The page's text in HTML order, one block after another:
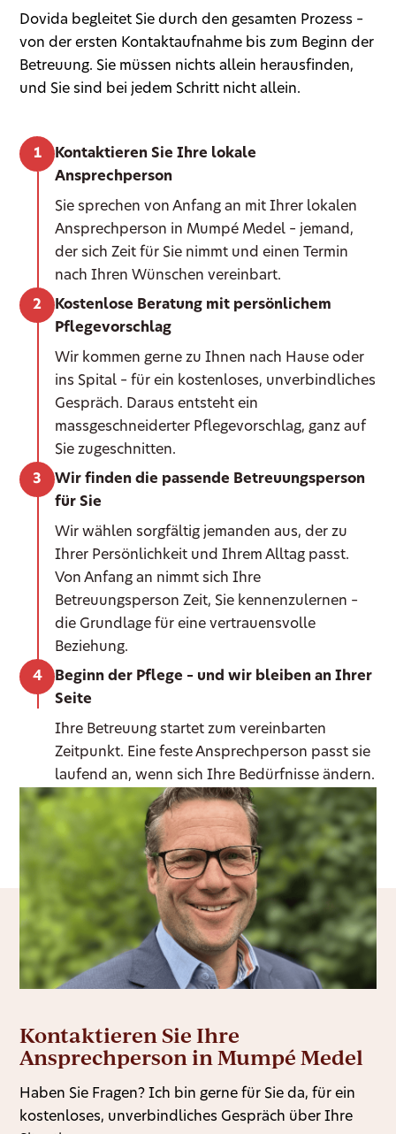
Kontaktieren Sie Ihre
Ansprechperson in Mumpé Medel
Haben Sie Fragen? Ich bin gerne für Sie da, für ein
kostenloses, unverbindliches Gespräch über Ihre
Dovida begleitet Sie durch den gesamten Prozess –
von der ersten Kontaktaufnahme bis zum Beginn der
Betreuung. Sie müssen nichts allein herausfinden,
und Sie sind bei jedem Schritt nicht allein.
Kontaktieren Sie Ihre lokale
Ansprechperson
Sie sprechen von Anfang an mit Ihrer lokalen
Ansprechperson in Mumpé Medel – jemand,
der sich Zeit für Sie nimmt und einen Termin
nach Ihren Wünschen vereinbart.
Kostenlose Beratung mit persönlichem
Pflegevorschlag
Wir kommen gerne zu Ihnen nach Hause oder
ins Spital – für ein kostenloses, unverbindliches
Gespräch. Daraus entsteht ein
massgeschneiderter Pflegevorschlag, ganz auf
Sie zugeschnitten.
Wir finden die passende Betreuungsperson
für Sie
Wir wählen sorgfältig jemanden aus, der zu
Ihrer Persönlichkeit und Ihrem Alltag passt.
Von Anfang an nimmt sich Ihre
Betreuungsperson Zeit, Sie kennenzulernen –
die Grundlage für eine vertrauensvolle
Beziehung.
Beginn der Pflege – und wir bleiben an Ihrer
Seite
Ihre Betreuung startet zum vereinbarten
Zeitpunkt. Eine feste Ansprechperson passt sie
laufend an, wenn sich Ihre Bedürfnisse ändern.